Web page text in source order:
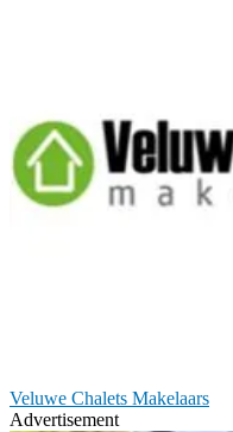
Veluwe Chalets Makelaars
Advertisement